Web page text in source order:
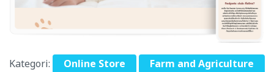
Kategori: Online Store Farm and Agriculture